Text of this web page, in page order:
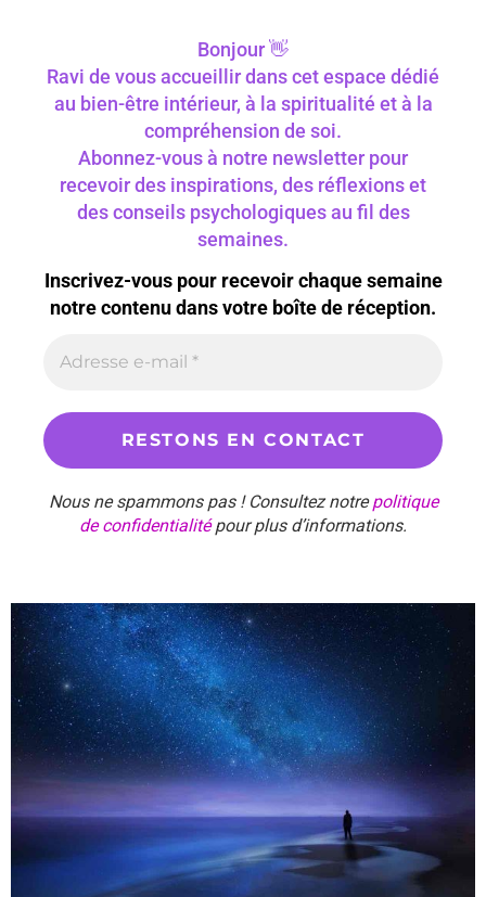
Bonjour 👋
Ravi de vous accueillir dans cet espace dédié
au bien-être intérieur, à la spiritualité et à la
compréhension de soi.
Abonnez-vous à notre newsletter pour
recevoir des inspirations, des réflexions et
des conseils psychologiques au fil des
semaines.
Inscrivez-vous pour recevoir chaque semaine
notre contenu dans votre boîte de réception.
Nous ne spammons pas ! Consultez notrepolitique
de confidentialitépour plus d’informations.